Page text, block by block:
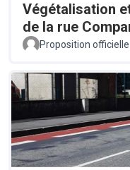
Végétalisation
de la rue
Proposition officielle